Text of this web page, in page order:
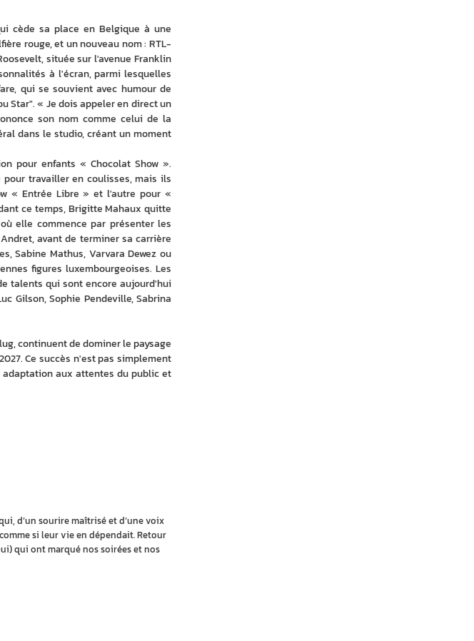
cède sa place en Belgique à une
rouge, et un nouveau nom : RTL-
située sur l'avenue Franklin
à l'écran, parmi lesquelles
qui se souvient avec humour de
Star". « Je dois appeler en direct un
son nom comme celui de la
dans le studio, créant un moment
pour enfants « Chocolat Show ».
travailler en coulisses, mais ils
« Entrée Libre » et l'autre pour «
ce temps, Brigitte Mahaux quitte
elle commence par présenter les
avant de terminer sa carrière
Sabine Mathus, Varvara Dewez ou
figures luxembourgeoises. Les
talents qui sont encore aujourd'hui
Gilson, Sophie Pendeville, Sabrina
continuent de dominer le paysage
Ce succès n'est pas simplement
aux attentes du public et
d’un sourire maîtrisé et d’une voix
si leur vie en dépendait. Retour
qui ont marqué nos soirées et nos